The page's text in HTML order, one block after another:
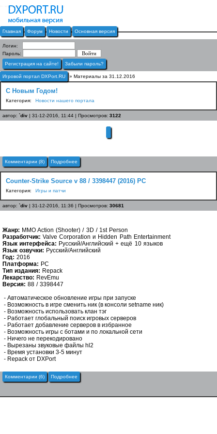
Главная Форум Новости Основная версия
Логин:
Пароль:
Регистрация на сайте!
Забыли пароль?
Игровой портал DXPort.RU » Материалы за 31.12.2016
С Новым Годом!
Категория: Новости нашего портала
автор: `div | 31-12-2016, 11:44 | Просмотров: 3122
Комментарии (8) Подробнее
Counter-Strike Source v 88 / 3398447 (2016) PC
Категория: Игры и патчи
автор: `div | 31-12-2016, 11:36 | Просмотров: 30681
Жанр: MMO Action (Shooter) / 3D / 1st Person
Разработчик: Valve Corporation и Hidden Path Entertainment
Язык интерфейса: Русский/Английский + ещё 10 языков
Язык озвучки: Русский/Английский
Год: 2016
Платформа: PC
Тип издания: Repack
Лекарство: RevEmu
Версия: 88 /3398447
- Автоматическое обновление игры при запуске
- Возможность в игре сменить ник (в консоли setname ник)
- Возможность использовать клан тэг
- Работает глобальный поиск игровых серверов
- Работает добавление серверов в избранное
- Возможность игры с ботами и по локальной сети
- Ничего не перекодировано
- Вырезаны звуковые файлы hl2
- Время установки 3-5 минут
- Repack от DXPort
Комментарии (6) Подробнее